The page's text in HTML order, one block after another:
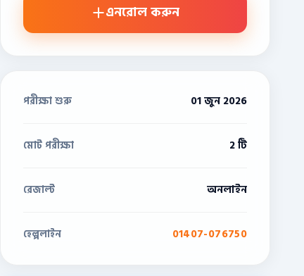
এনরোল করুন
পরীক্ষা শুরু 01 জুন 2026
মোট পরীক্ষা 2 টি
রেজাল্ট অনলাইন
হেল্পলাইন 01407-076750